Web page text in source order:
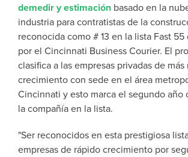
demedir y estimación basado en la
industria para contratistas de la
reconocida como # 13 en la lista Fast
por el Cincinnati Business Courier. El
clasifica a las empresas privadas de más
crecimiento con sede en el área
Cincinnati y esto marca el segundo año
la compañía en la lista.
"Ser reconocidos en esta prestigiosa
empresas de rápido crecimiento por